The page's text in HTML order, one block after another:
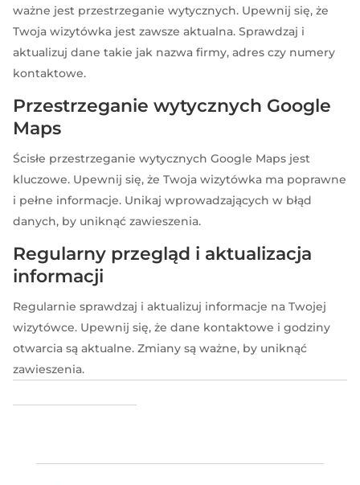
ważne jest przestrzeganie wytycznych. Upewnij się, że
Twoja wizytówka jest zawsze aktualna. Sprawdzaj i
aktualizuj dane takie jak nazwa firmy, adres czy numery
kontaktowe.
Przestrzeganie wytycznych Google
Maps
Ścisłe przestrzeganie wytycznych Google Maps jest
kluczowe. Upewnij się, że Twoja wizytówka ma poprawne
i pełne informacje. Unikaj wprowadzających w błąd
danych, by uniknąć zawieszenia.
Regularny przegląd i aktualizacja
informacji
Regularnie sprawdzaj i aktualizuj informacje na Twojej
wizytówce. Upewnij się, że dane kontaktowe i godziny
otwarcia są aktualne. Zmiany są ważne, by uniknąć
zawieszenia.